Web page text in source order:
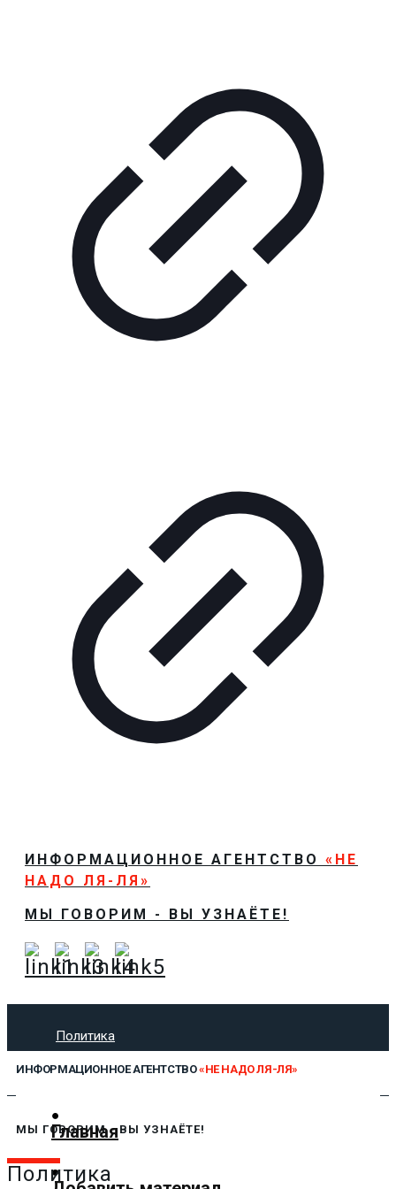
ИНФОРМАЦИОННОЕ АГЕНТСТВО «НЕ
НАДО ЛЯ-ЛЯ»
МЫ ГОВОРИМ - ВЫ УЗНАЁТЕ!
Политика
Технологии
Предложить новость
ИНФОРМАЦИОННОЕ АГЕНТСТВО«НЕ НАДО ЛЯ-ЛЯ»
Главная
МЫ ГОВОРИМ - ВЫ УЗНАЁТЕ!
Политика